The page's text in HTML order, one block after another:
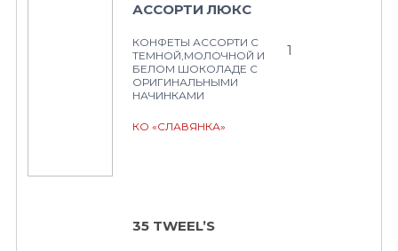
АССОРТИ ЛЮКС
КОНФЕТЫ АССОРТИ С
ТЕМНОЙ,МОЛОЧНОЙ И
БЕЛОМ ШОКОЛАДЕ С
ОРИГИНАЛЬНЫМИ
НАЧИНКАМИ
КО «СЛАВЯНКА»
1
35 TWEEL’S